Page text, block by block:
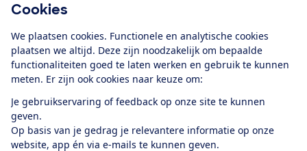
Cookies
We plaatsen cookies. Functionele en analytische cookies
plaatsen we altijd. Deze zijn noodzakelijk om bepaalde
functionaliteiten goed te laten werken en gebruik te kunnen
meten. Er zijn ook cookies naar keuze om:
Je gebruikservaring of feedback op onze site te kunnen
geven.
Op basis van je gedrag je relevantere informatie op onze
website, app én via e-mails te kunnen geven.
Alles over de
app
Algemene Voorwaarden Privacyverklaring